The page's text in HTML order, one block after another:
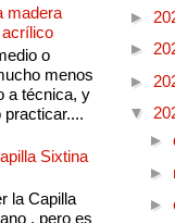
madera
o
menos
a técnica, y
practicar....
Sixtina
la Capilla
, pero es
►
►
►
▼
►
►
►